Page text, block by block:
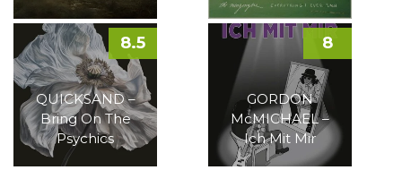
QUICKSAND –
Bring On The
Psychics
8.5
GORDON
McMICHAEL –
Ich Mit Mir
8